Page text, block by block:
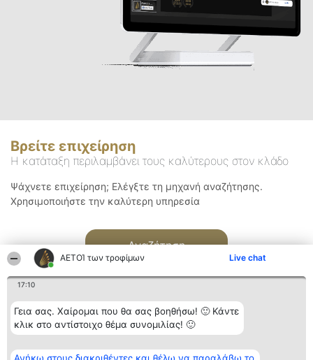
ΑΕΤΟΊ των τροφίμων Live chat
17:10
Γεια σας. Χαίρομαι που θα σας βοηθήσω! 🙂 Κάντε
κλικ στο αντίστοιχο θέμα συνομιλίας! 🙂
Βρείτε επιχείρηση
Η κατάταξη περιλαμβάνει τους καλύτερους στον κλάδο
Ψάχνετε επιχείρηση; Ελέγξτε τη μηχανή αναζήτησης.
Χρησιμοποιήστε την καλύτερη υπηρεσία
Αναζήτηση
Διοργανωτής της
κατάταξης
Κατάταξη
Διακριθέντες
Επικοινωνία
Επικοινωνία